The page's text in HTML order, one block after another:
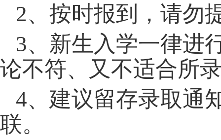
2、按时报到，请勿
3、新生入学一律进
论不符、又不适合所
4、建议留存录取通
联。